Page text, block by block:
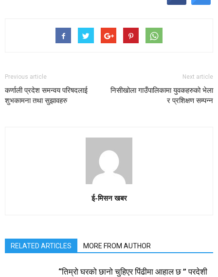
Previous article
कर्णाली प्रदेश समन्वय परिषदलाई
शुभकामना तथा सुझावहरु
Next article
निसीखोला गाउँपालिकामा युवकहरुको भेला
र प्रशिक्षण सम्पन्न
ई-मिसन खबर
RELATED ARTICLES MORE FROM AUTHOR
“तिम्रो घरको छानो चुहिएर पिंढीमा आहाल छ ” परदेशी